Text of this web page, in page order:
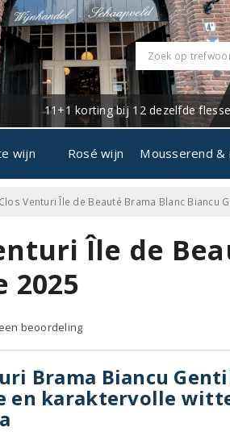
11+1 korting bij 12 dezelfde
wijn Rosé wijn Mousserend &
Clos Venturi Île de Beauté Brama Blanc Biancu
Île de
2025
beoordeling
Brama Biancu
en karaktervolle